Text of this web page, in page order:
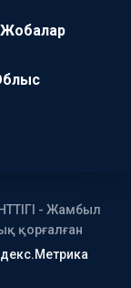
Жобалар
- Жамбыл
қорғалған